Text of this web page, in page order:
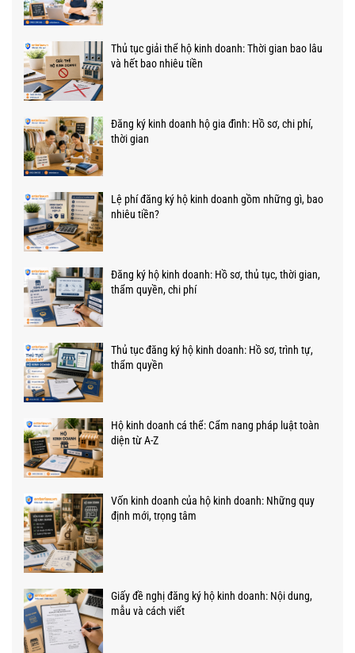
Thủ tục giải thể hộ kinh doanh: Thời gian bao lâu
và hết bao nhiêu tiền
Đăng ký kinh doanh hộ gia đình: Hồ sơ, chi phí,
thời gian
Lệ phí đăng ký hộ kinh doanh gồm những gì, bao
nhiêu tiền?
Đăng ký hộ kinh doanh: Hồ sơ, thủ tục, thời gian,
thẩm quyền, chi phí
Thủ tục đăng ký hộ kinh doanh: Hồ sơ, trình tự,
thẩm quyền
Hộ kinh doanh cá thể: Cẩm nang pháp luật toàn
diện từ A-Z
Vốn kinh doanh của hộ kinh doanh: Những quy
định mới, trọng tâm
Giấy đề nghị đăng ký hộ kinh doanh: Nội dung,
mẫu và cách viết